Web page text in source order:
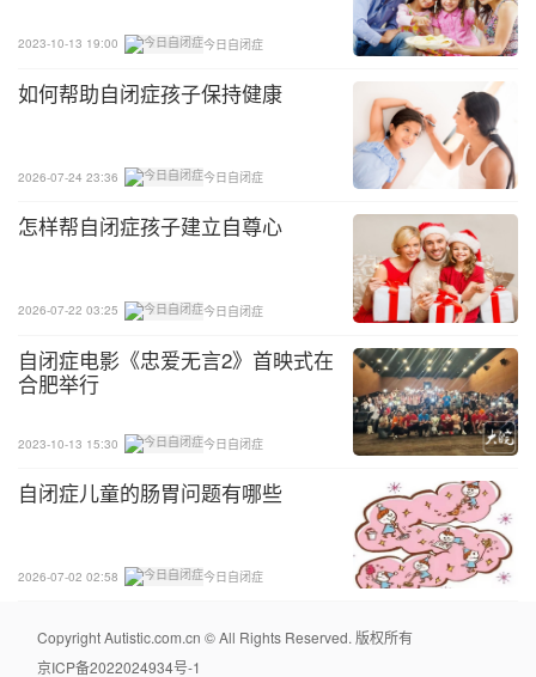
2023-10-13 19:00 今日自闭症
如何帮助自闭症孩子保持健康
2026-07-24 23:36 今日自闭症
怎样帮自闭症孩子建立自尊心
2026-07-22 03:25 今日自闭症
自闭症电影《忠爱无言2》首映式在
合肥举行
2023-10-13 15:30 今日自闭症
自闭症儿童的肠胃问题有哪些
2026-07-02 02:58 今日自闭症
Copyright Autistic.com.cn © All Rights Reserved. 版权所有
京ICP备2022024934号-1